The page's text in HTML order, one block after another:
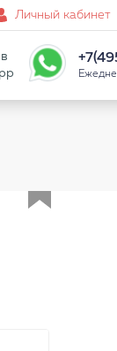
Личный кабинет